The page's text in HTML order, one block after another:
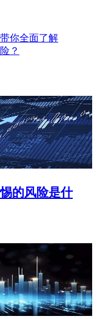
你全面了解
？
的风险是什